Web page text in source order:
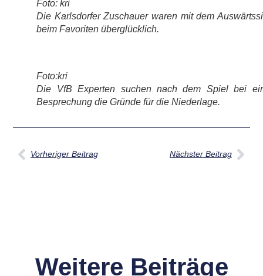
Foto: kri
Die Karlsdorfer Zuschauer waren mit dem
beim Favoriten überglücklich.
Foto:kri
Die VfB Experten suchen nach dem Spiel bei
Besprechung die Gründe für die Niederlage.
Vorheriger Beitrag Nächster Beitrag
Weitere Beiträge